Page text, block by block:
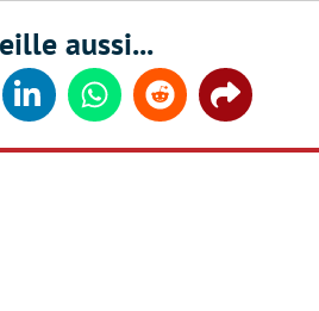
aussi...
LinkedinWhatsappReddit Share